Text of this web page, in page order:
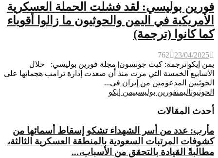
فورين بوليسي: لقد فشلت الحملة العسكرية
الأمريكية في اليمن والحوثيون ما زالوا أقوياء
كما كانوا (ترجمة)
23/04/2025
762
يمن إيكو|ترجمة: كيث جونسون| مجلة فورين بوليسي: خلال
الأسابيع الخمسة التي مرت منذ أن صعدت إدارة ترامب هجماتها على
الحوثيين المدعومين من إيران في...
الحوثيوناليمنفورين بوليسييمن إيكو
أحدث المقالات
مأرب: عدد من أسر الشهداء تشكو إسقاط أسمائها من
كشوفات المرتبات السعودية بالمنطقة العسكرية الثالثة،
مطالبةً القيادة بالتحقق من الأسباب،...